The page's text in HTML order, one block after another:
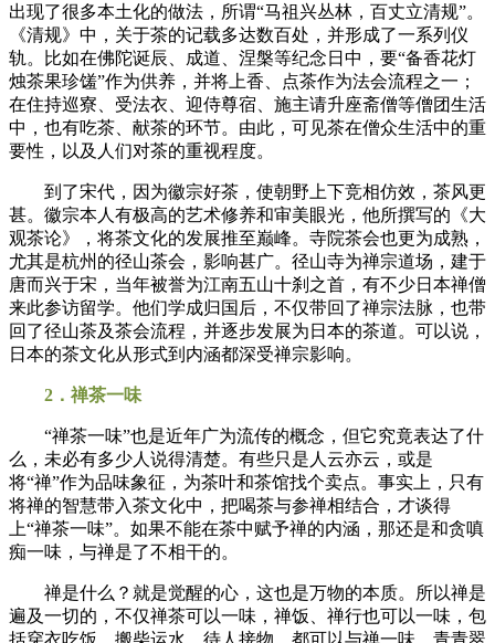
出现了很多本土化的做法，所谓“马祖兴丛林，百丈立清规”。
《清规》中，关于茶的记载多达数百处，并形成了一系列仪
轨。比如在佛陀诞辰、成道、涅槃等纪念日中，要“备香花灯
烛茶果珍馐”作为供养，并将上香、点茶作为法会流程之一；
在住持巡寮、受法衣、迎侍尊宿、施主请升座斋僧等僧团生活
中，也有吃茶、献茶的环节。由此，可见茶在僧众生活中的重
要性，以及人们对茶的重视程度。
到了宋代，因为徽宗好茶，使朝野上下竞相仿效，茶风更
甚。徽宗本人有极高的艺术修养和审美眼光，他所撰写的《大
观茶论》，将茶文化的发展推至巅峰。寺院茶会也更为成熟，
尤其是杭州的径山茶会，影响甚广。径山寺为禅宗道场，建于
唐而兴于宋，当年被誉为江南五山十刹之首，有不少日本禅僧
来此参访留学。他们学成归国后，不仅带回了禅宗法脉，也带
回了径山茶及茶会流程，并逐步发展为日本的茶道。可以说，
日本的茶文化从形式到内涵都深受禅宗影响。
2．禅茶一味
“禅茶一味”也是近年广为流传的概念，但它究竟表达了什
么，未必有多少人说得清楚。有些只是人云亦云，或是
将“禅”作为品味象征，为茶叶和茶馆找个卖点。事实上，只有
将禅的智慧带入茶文化中，把喝茶与参禅相结合，才谈得
上“禅茶一味”。如果不能在茶中赋予禅的内涵，那还是和贪嗔
痴一味，与禅是了不相干的。
禅是什么？就是觉醒的心，这也是万物的本质。所以禅是
遍及一切的，不仅禅茶可以一味，禅饭、禅行也可以一味，包
括穿衣吃饭、搬柴运水、待人接物，都可以与禅一味。青青翠